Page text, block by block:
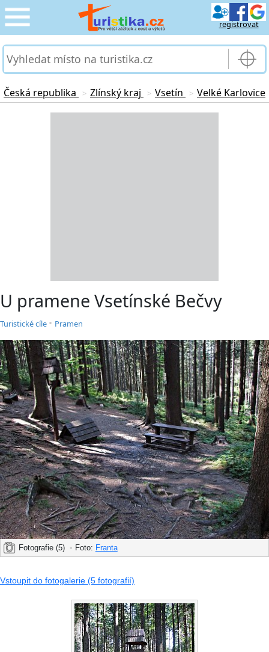
registrovat
CESTOVÁNÍ
SLUŽBY & DOPRAVA
PRO TURISTY
Česká republika > Zlínský kraj > Vsetín > Velké Karlovice
U pramene Vsetínské Bečvy
Turistické cíle • Pramen
Fotografie (5) • Foto: Franta
Vstoupit do fotogalerie (5 fotografií)